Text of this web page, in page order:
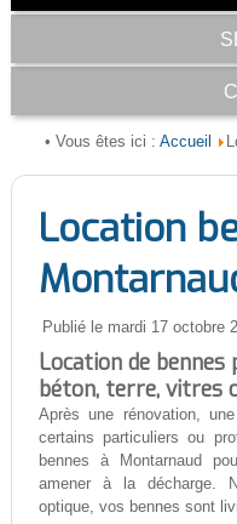
• Vous êtes ici : Accueil
Location
Publié le mardi 17 octobre
Location de
béton, terre, vitres
Après une rénovation,
certains particuliers ou
bennes à Montarnaud
amener à la décharge.
optique, vos bennes sont